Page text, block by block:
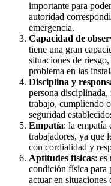
importante para
autoridad
emergencia.
Capacidad de
tiene una gran
situaciones de
problema en las
Disciplina y
persona
trabajo, cumpliendo
seguridad
Empatía: la empatía
trabajadores, ya que
con cordialidad y
Aptitudes físicas: es
condición física para
actuar en situaciones